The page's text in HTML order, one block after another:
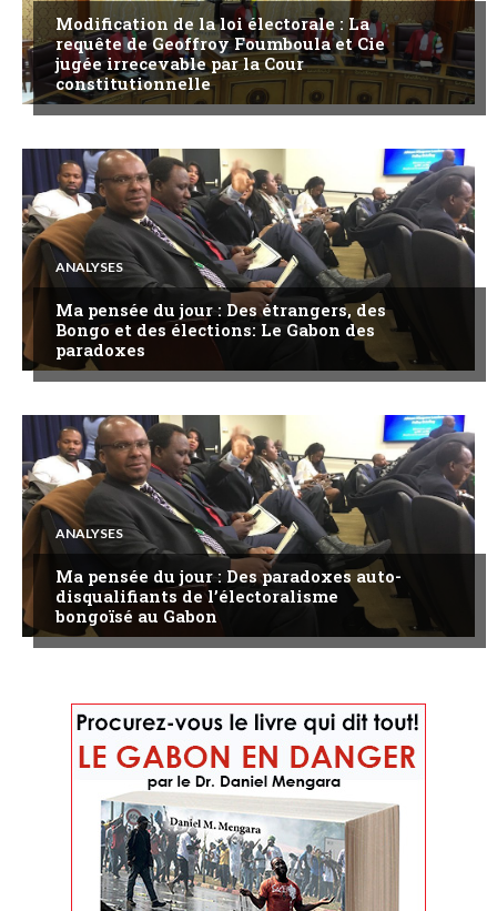
Modification de la loi électorale : La
requête de Geoffroy Foumboula et Cie
jugée irrecevable par la Cour
constitutionnelle
ANALYSES
Ma pensée du jour : Des étrangers, des
Bongo et des élections: Le Gabon des
paradoxes
ANALYSES
Ma pensée du jour : Des paradoxes auto-
disqualifiants de l’électoralisme
bongoïsé au Gabon